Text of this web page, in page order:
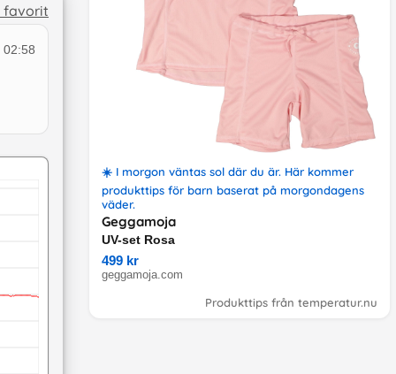
favorit
02:58
☀️ I morgon väntas sol där du är. Här kommer
produkttips för barn baserat på morgondagens
väder.
Geggamoja
UV-set Rosa
499 kr
geggamoja.com
Produkttips från temperatur.nu